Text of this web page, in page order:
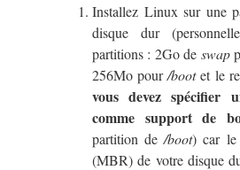
Installez Linux sur une
disque dur
partitions : 2Go de swap
256Mo pour/bootet le
vous devez spécifier
comme support de
partition de/boot) car le
(MBR) de votre disque